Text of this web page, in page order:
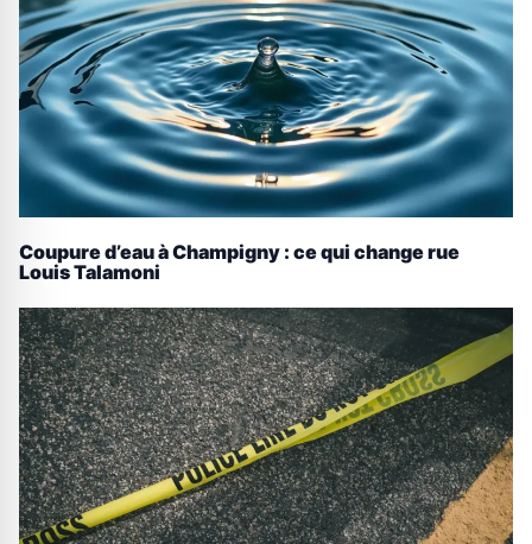
Coupure d’eau à Champigny : ce qui change rue
Louis Talamoni